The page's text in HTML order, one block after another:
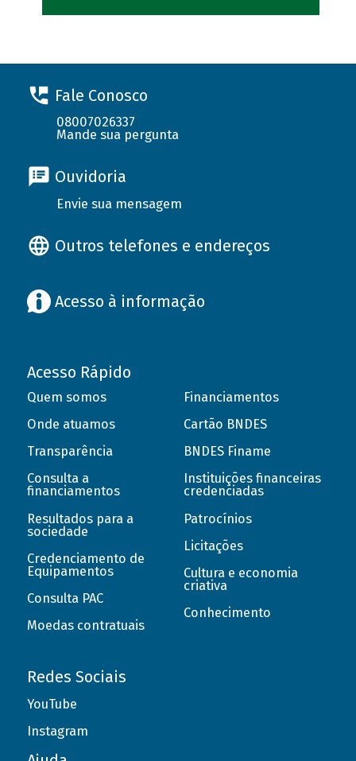
Fale Conosco
08007026337
Mande sua pergunta
Ouvidoria
Envie sua mensagem
Outros telefones e endereços
Acesso à informação
Acesso Rápido
Quem somos
Onde atuamos
Transparência
Consulta a
financiamentos
Resultados para a
sociedade
Credenciamento de
Equipamentos
Consulta PAC
Moedas contratuais
Financiamentos
Cartão BNDES
BNDES Finame
Instituições financeiras
credenciadas
Patrocínios
Licitações
Cultura e economia
criativa
Conhecimento
Redes Sociais
YouTube
Instagram